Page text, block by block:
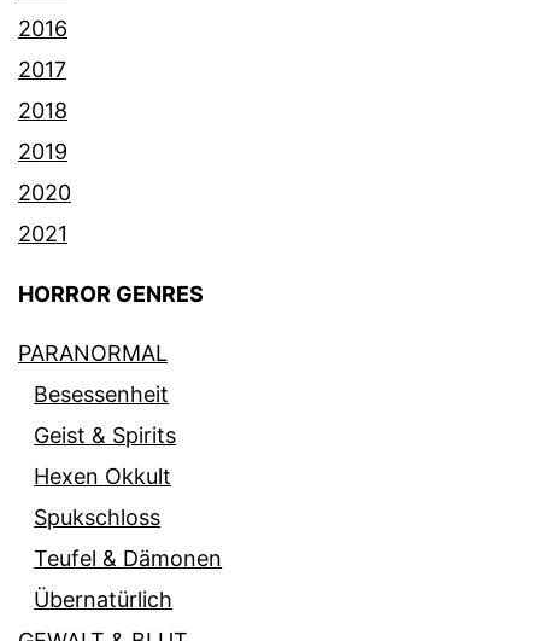
2016
2017
2018
2019
2020
2021
HORROR GENRES
PARANORMAL
Besessenheit
Geist & Spirits
Hexen Okkult
Spukschloss
Teufel & Dämonen
Übernatürlich